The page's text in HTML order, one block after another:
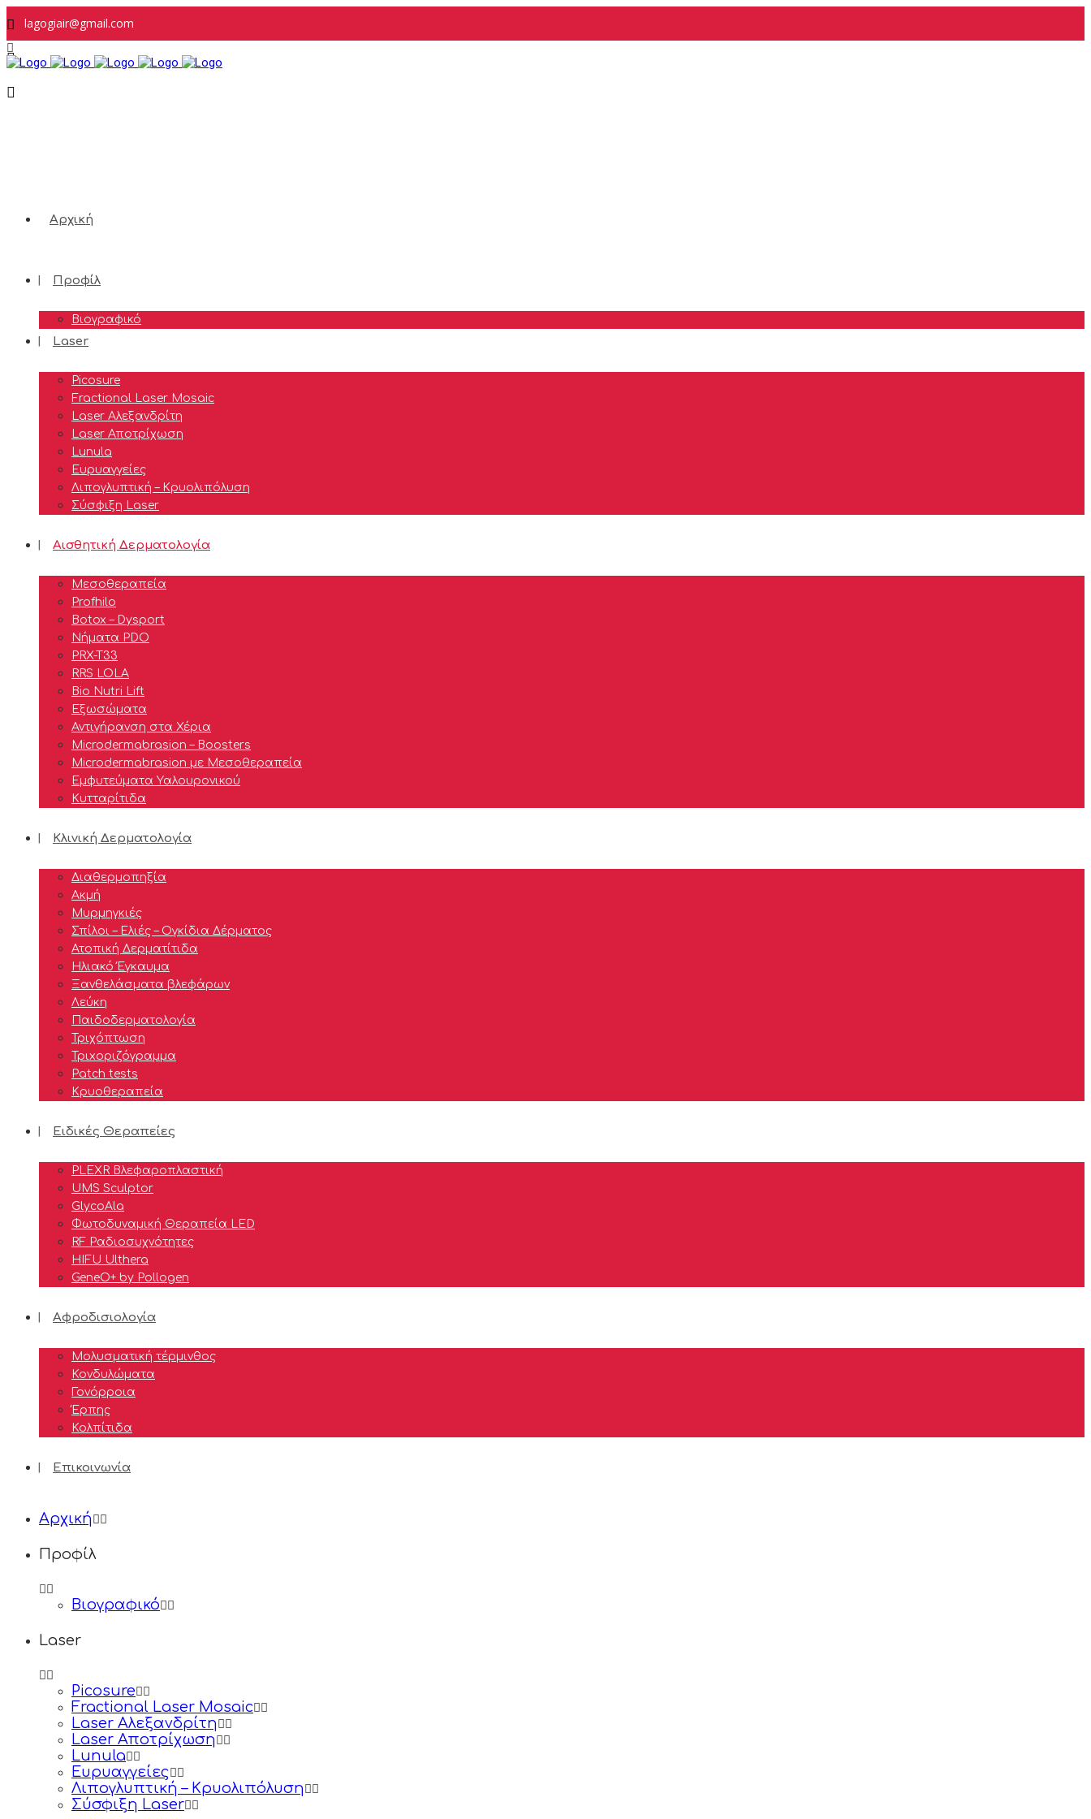
lagogiair@gmail.com
ΚΛΕΙΣΤΕ ΡΑΝΤΕΒΟΥ: 2108985811 - 6974123978
Αρχική
Προφίλ
Βιογραφικό
Laser
Picosure
Fractional Laser Mosaic
Laser Aλεξανδρίτη
Laser Αποτρίχωση
Lunula
Ευρυαγγείες
Λιπογλυπτική – Κρυολιπόλυση
Σύσφιξη Laser
Αισθητική Δερματολογία
Μεσοθεραπεία
Profhilo
Botox – Dysport
Νήματα PDO
PRX-T33
RRS LOLA
Bio Nutri Lift
Εξωσώματα
Αντιγήρανση στα Χέρια
Microdermabrasion – Boosters
Microdermabrasion με Μεσοθεραπεία
Εμφυτεύματα Υαλουρονικού
Κυτταρίτιδα
Κλινική Δερματολογία
Διαθερμοπηξία
Ακμή
Μυρμηγκιές
Σπίλοι – Ελιές – Ογκίδια Δέρματος
Ατοπική Δερματίτιδα
Ηλιακό Έγκαυμα
Ξανθελάσματα βλεφάρων
Λεύκη
Παιδοδερματολογία
Τριχόπτωση
Τριxοριζόγραμμα
Patch tests
Κρυοθεραπεία
Ειδικές Θεραπείες
PLEXR Βλεφαροπλαστική
UMS Sculptor
GlycoAla
Φωτοδυναμική Θεραπεία LED
RF Ραδιοσυχνότητες
HIFU Ulthera
GeneO+ by Pollogen
Αφροδισιολογία
Μολυσματική τέρμινθος
Κονδυλώματα
Γονόρροια
Έρπης
Κολπίτιδα
Επικοινωνία
Αρχική
Προφίλ
Βιογραφικό
Laser
Picosure
Fractional Laser Mosaic
Laser Aλεξανδρίτη
Laser Αποτρίχωση
Lunula
Ευρυαγγείες
Λιπογλυπτική – Κρυολιπόλυση
Σύσφιξη Laser